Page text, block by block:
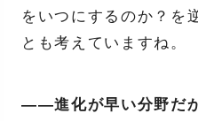
をいつにするのか？を
とも考えていますね。
――進化が早い分野だ